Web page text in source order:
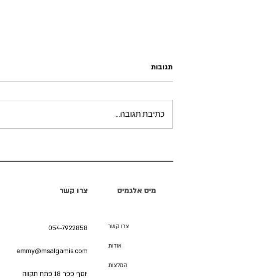
ניקוי הגוף מבפנים
תגובות
כתיבת תגובה...
צרו קשר מיס אלגמיס
054-7922858
emmy@msalgamis.com​
יוסף פפר 18 פתח תקווה
צרו קשר
אודות
המלצות